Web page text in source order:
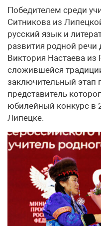
Победителем среди
Ситникова из
русский язык и
развития родной
Виктория Настаева
сложившейся
заключительный этап
представитель
юбилейный конкурс в
Липецке.